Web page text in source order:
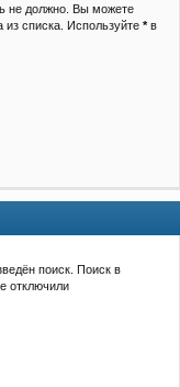
не должно. Вы можете
из списка. Используйте *в
поиск. Поиск в
отключили